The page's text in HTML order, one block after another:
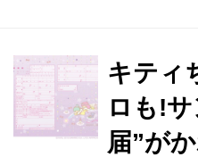
リオキャラ
「マイメロ
ーズ」（愛
レーション
キティ
ロも!
届”が